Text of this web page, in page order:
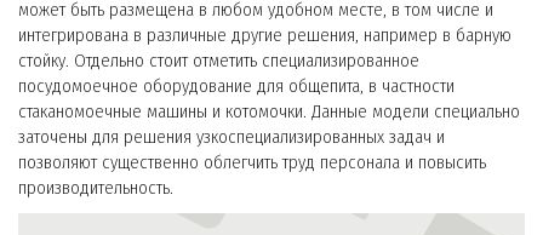
может быть размещена в любом удобном месте, в том числе и
интегрирована в различные другие решения, например в барную
стойку. Отдельно стоит отметить специализированное
посудомоечное оборудование для общепита, в частности
стаканомоечные машины и котомочки. Данные модели специально
заточены для решения узкоспециализированных задач и
позволяют существенно облегчить труд персонала и повысить
производительность.